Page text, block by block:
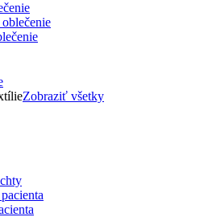
Zobraziť všetky